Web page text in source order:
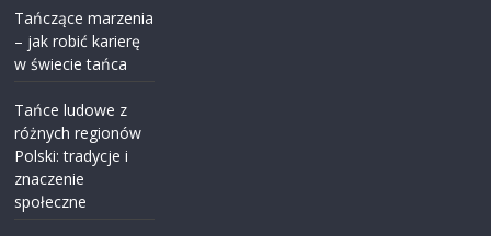
Tańczące marzenia
– jak robić karierę
w świecie tańca
Tańce ludowe z
różnych regionów
Polski: tradycje i
znaczenie
społeczne